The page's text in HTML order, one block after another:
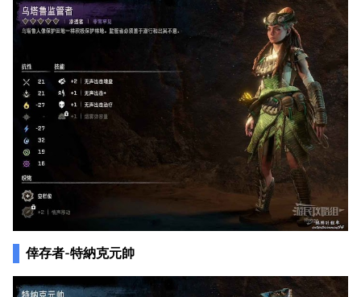
倖存者-特納克元帥